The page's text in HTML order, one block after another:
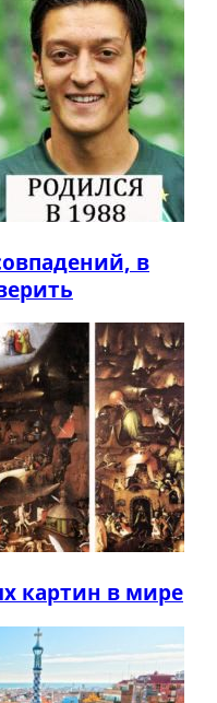
в
картин в мире